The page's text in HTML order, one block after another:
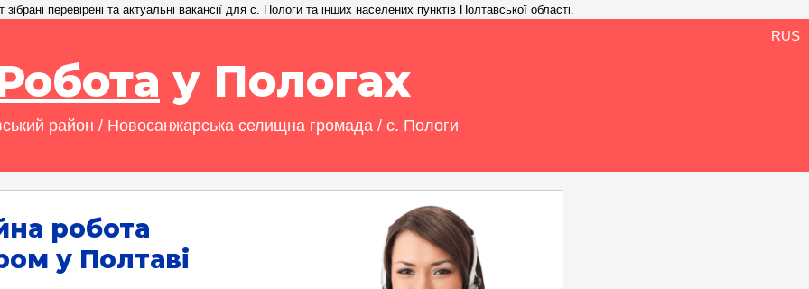
перевірені та актуальні вакансії для с. Пологи та інших населених пунктів Полтавської області.
у Пологах
район / Новосанжарська селищна громада / с. Пологи
RUS
робота
у Полтаві